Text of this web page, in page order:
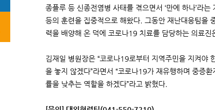
종플루 등 신종전염병 사태를 겪으면서 ‘만에 하나’라
등의 훈련을 집중적으로 해왔다. 그동안 재난대응팀을
력을 배양해 온 덕에 코로나19 치료를 담당하는 의료
김재일 병원장은 “코로나19로부터 지역주민을 지켜야
을 놓지 않겠다”라면서 “코로나19가 재유행하며 중증
률을 낮추는 역할을 하겠다”라고 밝혔다.